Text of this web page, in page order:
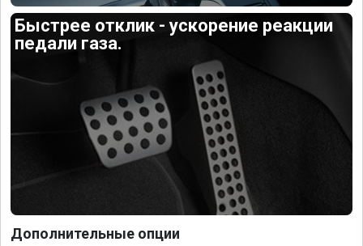
Быстрее отклик - ускорение реакции
педали газа.
Дополнительные опции